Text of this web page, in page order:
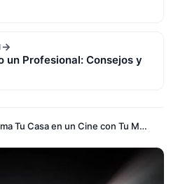
→
un Profesional: Consejos y
Transforma Tu Casa en un Cine con Tu Móvil